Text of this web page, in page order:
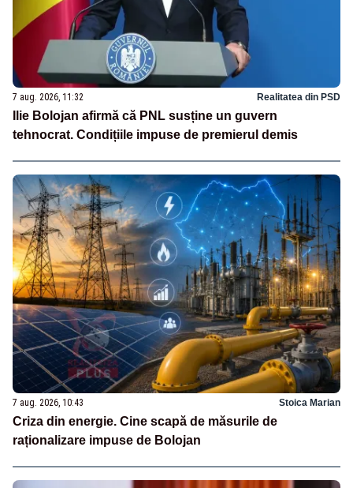
7 aug. 2026, 11:32 Realitatea din PSD
Ilie Bolojan afirmă că PNL susține un guvern
tehnocrat. Condițiile impuse de premierul demis
7 aug. 2026, 10:43 Stoica Marian
Criza din energie. Cine scapă de măsurile de
raționalizare impuse de Bolojan